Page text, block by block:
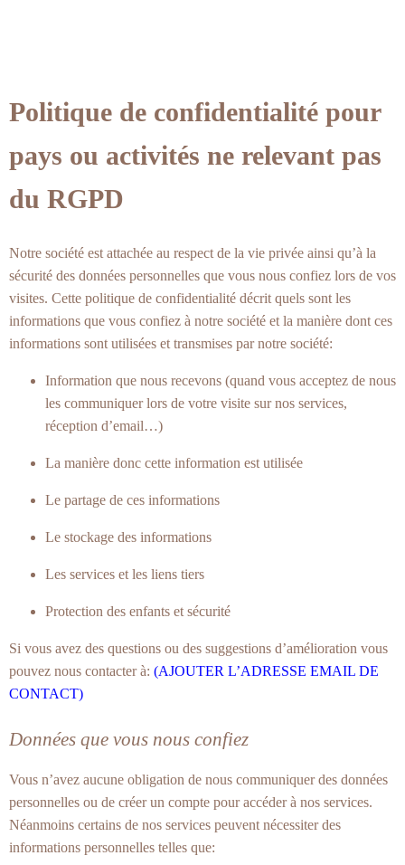
Politique de confidentialité pour
pays ou activités ne relevant pas
du RGPD
Notre société est attachée au respect de la vie privée ainsi qu’à la
sécurité des données personnelles que vous nous confiez lors de vos
visites. Cette politique de confidentialité décrit quels sont les
informations que vous confiez à notre société et la manière dont ces
informations sont utilisées et transmises par notre société:
Information que nous recevons (quand vous acceptez de nous
les communiquer lors de votre visite sur nos services,
réception d’email…)
La manière donc cette information est utilisée
Le partage de ces informations
Le stockage des informations
Les services et les liens tiers
Protection des enfants et sécurité
Si vous avez des questions ou des suggestions d’amélioration vous
pouvez nous contacter à: (AJOUTER L’ADRESSE EMAIL DE
CONTACT)
Données que vous nous confiez
Vous n’avez aucune obligation de nous communiquer des données
personnelles ou de créer un compte pour accéder à nos services.
Néanmoins certains de nos services peuvent nécessiter des
informations personnelles telles que: